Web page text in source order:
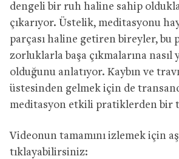
dengeli bir ruh haline sahip
çıkarıyor. Üstelik, meditasyonu
parçası haline getiren bireyler, bu
zorluklarla başa çıkmalarına nasıl
olduğunu anlatıyor. Kaybın ve
üstesinden gelmek için de
meditasyon etkili pratiklerden bir
Videonun tamamını izlemek için
tıklayabilirsiniz: